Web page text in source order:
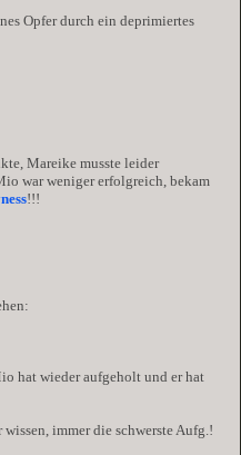
Opfer durch ein deprimiertes
Mareike musste leider
war weniger erfolgreich, bekam
!!!
hat wieder aufgeholt und er hat
immer die schwerste Aufg.!